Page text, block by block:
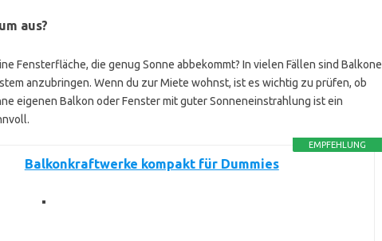
aus?
Fensterfläche, die genug Sonne abbekommt? In vielen Fällen sind Balkone
anzubringen. Wenn du zur Miete wohnst, ist es wichtig zu prüfen, ob
eigenen Balkon oder Fenster mit guter Sonneneinstrahlung ist ein
EMPFEHLUNG
Balkonkraftwerke kompakt für Dummies